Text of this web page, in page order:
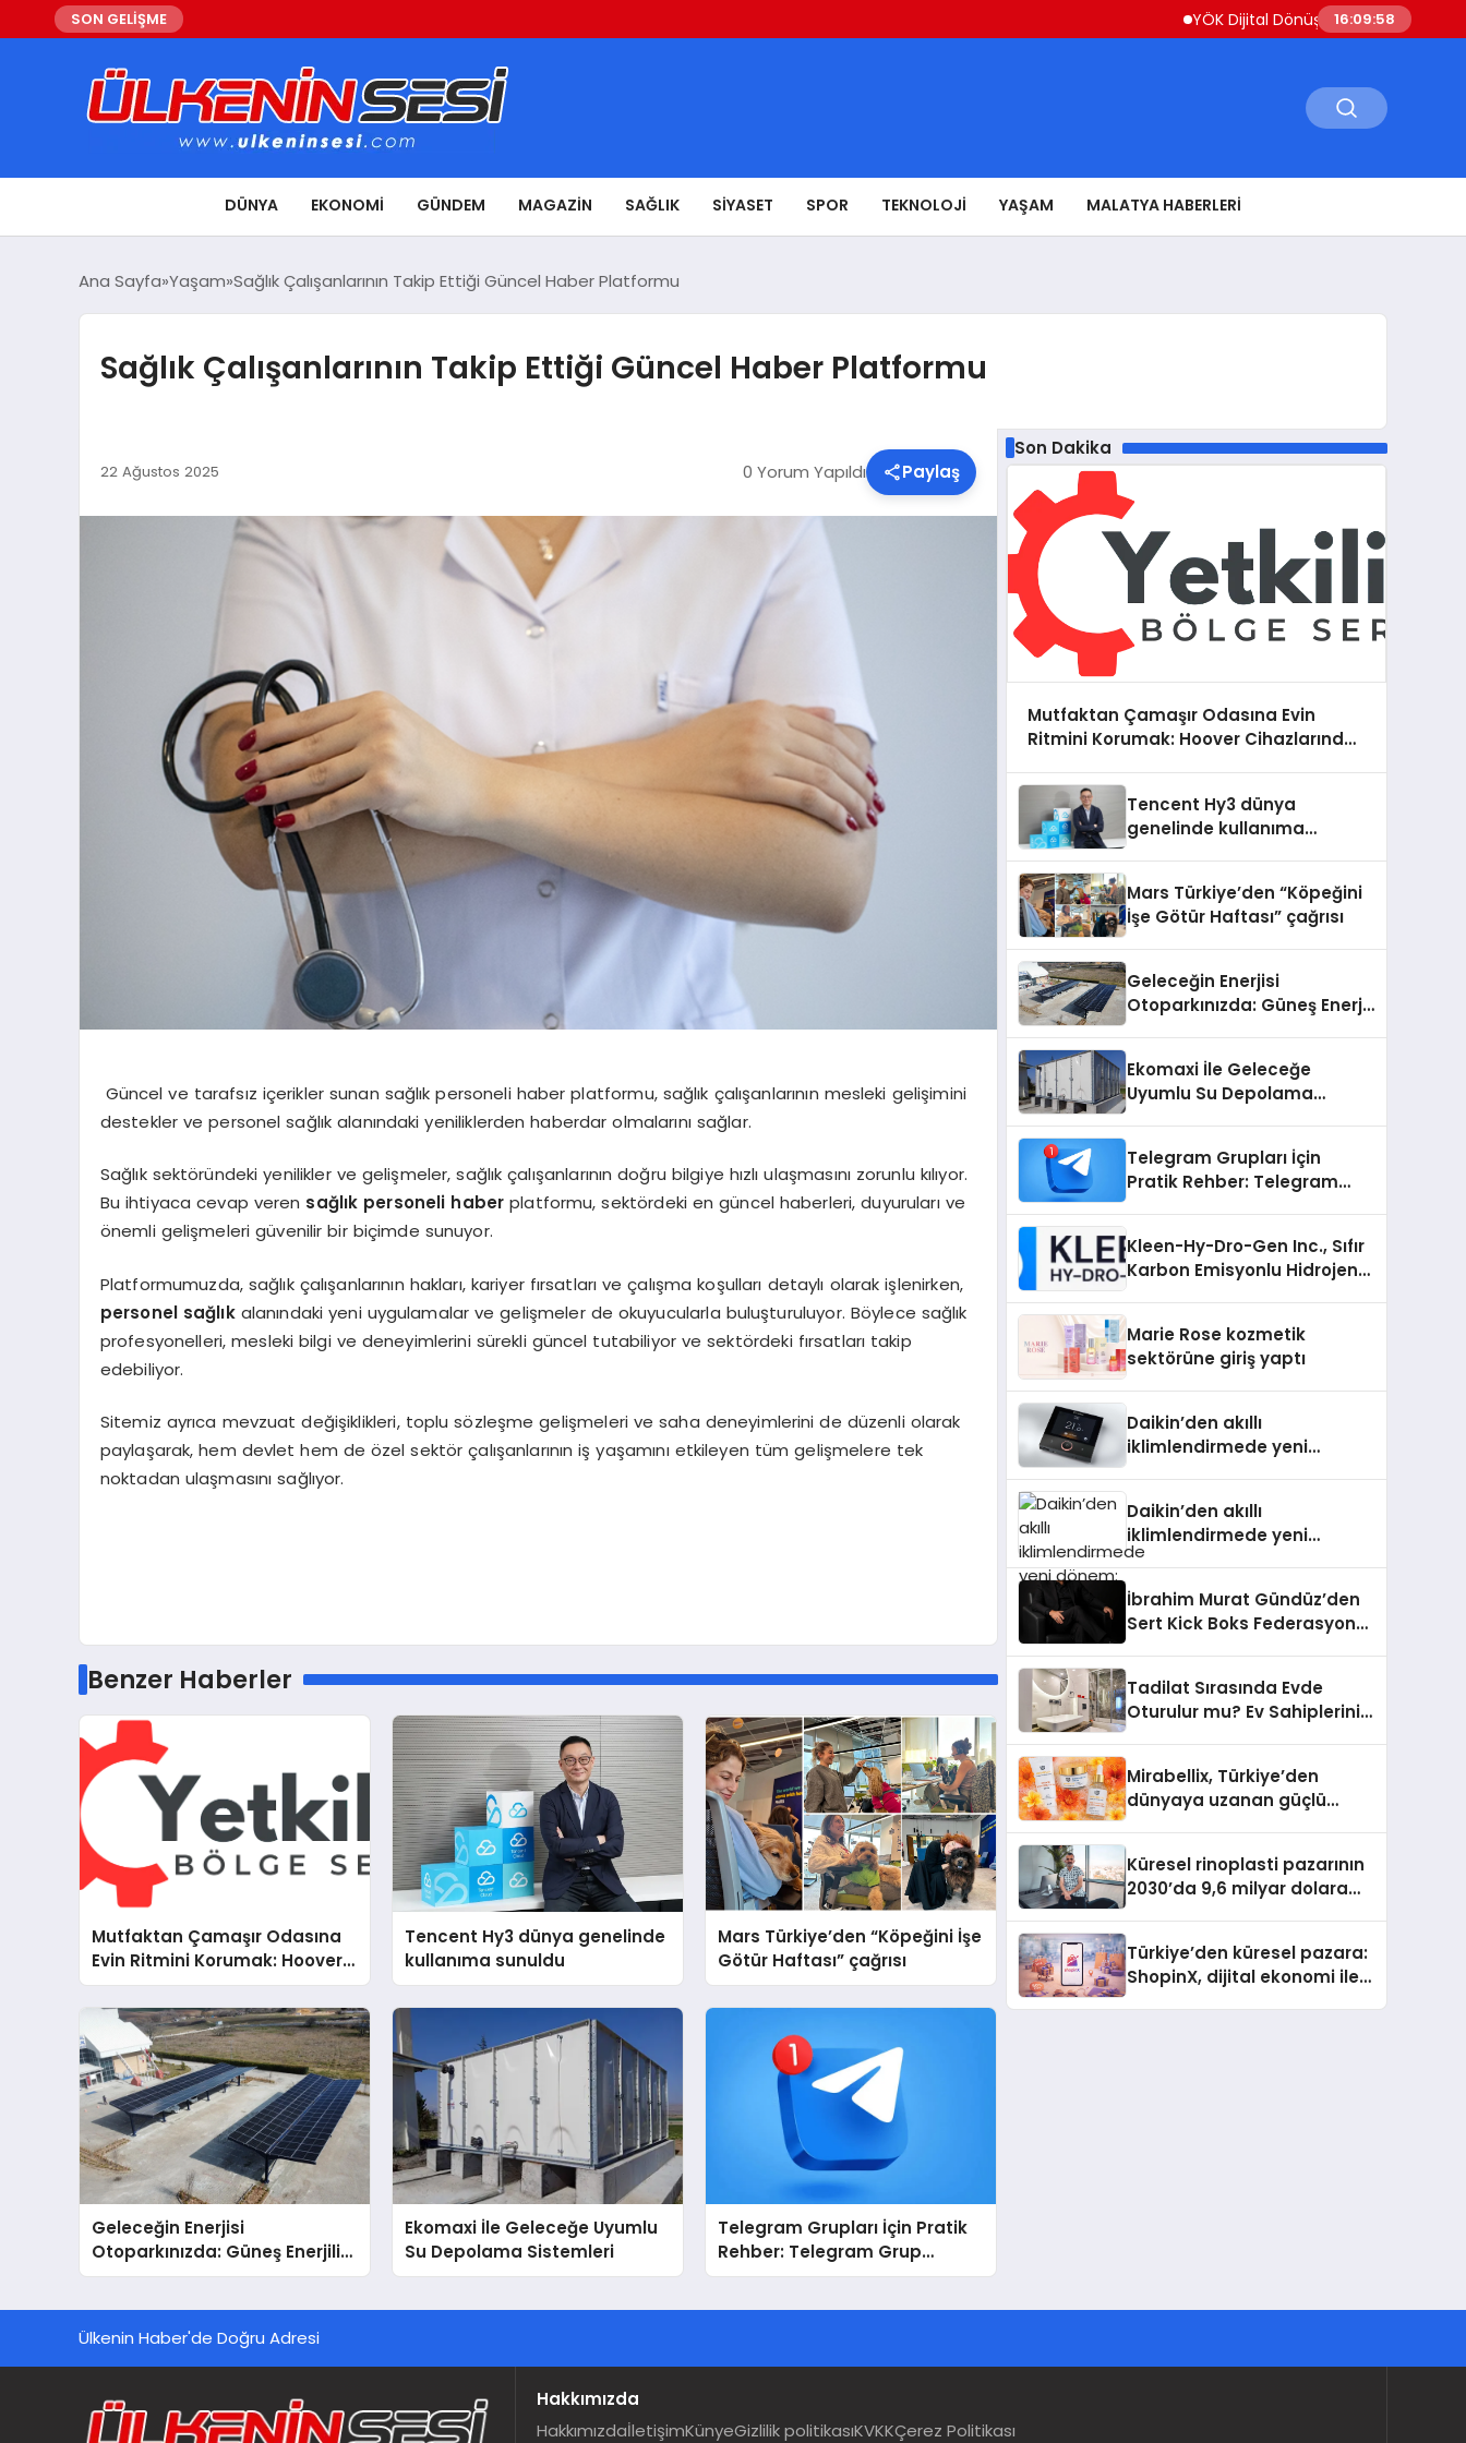
SON GELİŞME YÖK Dijital Dönüşüm İçin Bilişim
16:09:59
DÜNYA EKONOMI GÜNDEM MAGAZIN SAĞLIK SIYASET SPOR TEKNOLOJI YAŞAM MALATYA HABERLERI
Ana Sayfa Yaşam Sağlık Çalışanlarının Takip Ettiği Güncel Haber Platformu
Sağlık Çalışanlarının Takip Ettiği Güncel Haber Platformu
22 Ağustos 2025 0 Yorum Yapıldı Paylaş
Güncel ve tarafsız içerikler sunan sağlık personeli haber platformu, sağlık çalışanlarının mesleki gelişimini
destekler ve personel sağlık alanındaki yeniliklerden haberdar olmalarını sağlar.
Sağlık sektöründeki yenilikler ve gelişmeler, sağlık çalışanlarının doğru bilgiye hızlı ulaşmasını zorunlu kılıyor.
Bu ihtiyaca cevap veren sağlık personeli haber platformu, sektördeki en güncel haberleri, duyuruları ve
önemli gelişmeleri güvenilir bir biçimde sunuyor.
Platformumuzda, sağlık çalışanlarının hakları, kariyer fırsatları ve çalışma koşulları detaylı olarak işlenirken,
personel sağlıkalanındaki yeni uygulamalar ve gelişmeler de okuyucularla buluşturuluyor. Böylece sağlık
profesyonelleri, mesleki bilgi ve deneyimlerini sürekli güncel tutabiliyor ve sektördeki fırsatları takip
edebiliyor.
Sitemiz ayrıca mevzuat değişiklikleri, toplu sözleşme gelişmeleri ve saha deneyimlerini de düzenli olarak
paylaşarak, hem devlet hem de özel sektör çalışanlarının iş yaşamını etkileyen tüm gelişmelere tek
noktadan ulaşmasını sağlıyor.
Benzer Haberler
Mutfaktan Çamaşır Odasına
Evin Ritmini Korumak: Hoover
Cihazlarında Dürüst Teknik
Destek Deneyimi
Tencent Hy3 dünya genelinde
kullanıma sunuldu
Mars Türkiye’den “Köpeğini İşe
Götür Haftası” çağrısı
Geleceğin Enerjisi
Otoparkınızda: Güneş Enerjili
Carport (Solar Otopark)
Ekomaxi İle Geleceğe Uyumlu
Su Depolama Sistemleri
Telegram Grupları İçin Pratik
Rehber: Telegram Grup
Dizinleri Kullanıcılara Ne
Son Dakika
Mutfaktan Çamaşır Odasına Evin
Ritmini Korumak: Hoover Cihazlarında
Tencent Hy3 dünya
genelinde kullanıma
Mars Türkiye’den “Köpeğini
İşe Götür Haftası” çağrısı
Geleceğin Enerjisi
Otoparkınızda: Güneş Enerjili
Ekomaxi İle Geleceğe
Uyumlu Su Depolama
Telegram Grupları İçin
Pratik Rehber: Telegram
Kleen-Hy-Dro-Gen Inc., Sıfır
Karbon Emisyonlu Hidrojen
Aldı
Marie Rose kozmetik
sektörüne giriş yaptı
Daikin’den akıllı
iklimlendirmede yeni
Daikin’den akıllı
iklimlendirmede yeni
dönem: Madoka Plus
İbrahim Murat Gündüz’den
Sert Kick Boks Federasyonu
Tadilat Sırasında Evde
Oturulur mu? Ev Sahiplerinin
Mirabellix, Türkiye’den
dünyaya uzanan güçlü
Küresel rinoplasti pazarının
2030’da 9,6 milyar dolara
Türkiye’den küresel pazara:
ShopinX, dijital ekonomi ile
Ülkenin Haber'de Doğru Adresi
Hakkımızda
HakkımızdaİletişimKünyeGizlilik politikasıKVKKÇerez Politikası